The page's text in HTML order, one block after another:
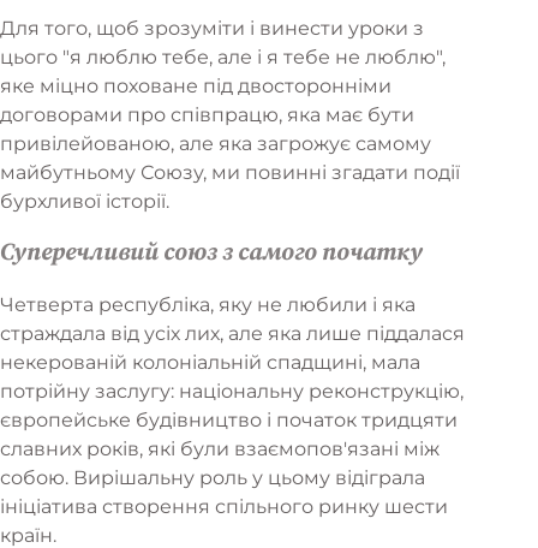
Для того, щоб зрозуміти і винести уроки з
цього "я люблю тебе, але і я тебе не люблю",
яке міцно поховане під двосторонніми
договорами про співпрацю, яка має бути
привілейованою, але яка загрожує самому
майбутньому Союзу, ми повинні згадати події
бурхливої історії.
Суперечливий союз з самого початку
Четверта республіка, яку не любили і яка
страждала від усіх лих, але яка лише піддалася
некерованій колоніальній спадщині, мала
потрійну заслугу: національну реконструкцію,
європейське будівництво і початок тридцяти
славних років, які були взаємопов'язані між
собою. Вирішальну роль у цьому відіграла
ініціатива створення спільного ринку шести
країн.